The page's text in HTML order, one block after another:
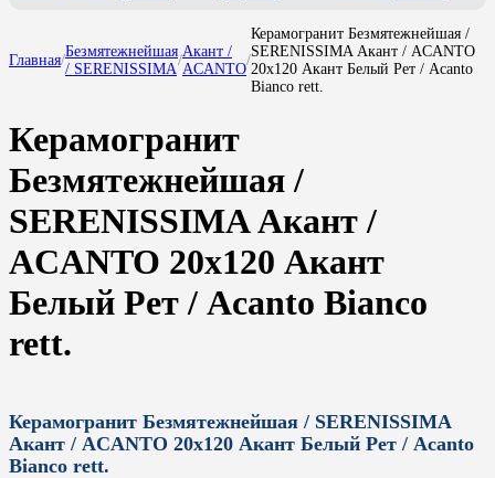
Главная/
Безмятежнейшая
/ SERENISSIMA
/
Акант /
ACANTO
/
Керамогранит Безмятежнейшая /
SERENISSIMA Акант / ACANTO
20x120 Акант Белый Рет / Acanto
Bianco rett.
Керамогранит
Безмятежнейшая /
SERENISSIMA Акант /
ACANTO 20x120 Акант
Белый Рет / Acanto Bianco
rett.
Керамогранит Безмятежнейшая / SERENISSIMA
Акант / ACANTO 20x120 Акант Белый Рет / Acanto
Bianco rett.